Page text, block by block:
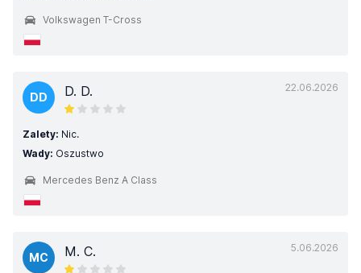
Volkswagen T-Cross
22.06.2026
DD D. D.
Zalety: Nic.
Wady: Oszustwo
Mercedes Benz A Class
5.06.2026
MC M. C.